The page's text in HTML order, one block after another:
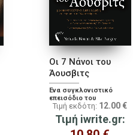
Οι 7 Νάνοι του
Άουσβιτς
Ένα συγκλονιστικό
επεισόδιο του
Ολοκαυτώματος
Τιμή εκδότη: 12.00 €
Τιμή iwrite.gr: